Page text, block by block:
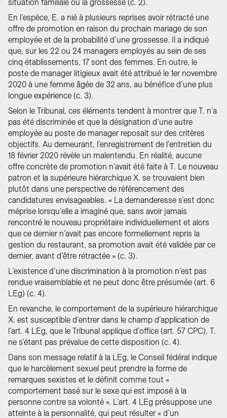
situation familiale ou la grossesse (c. 2).
En l’espèce, E. a nié à plusieurs reprises avoir rétracté une
offre de promotion en raison du prochain mariage de son
employée et de la probabilité d’une grossesse. Il a indiqué
que, sur les 22 ou 24 managers employés au sein de ses
cinq établissements, 17 sont des femmes. En outre, le
poste de manager litigieux avait été attribué le 1er novembre
2020 à une femme âgée de 32 ans, au bénéfice d’une plus
longue expérience (c. 3).
Selon le Tribunal, ces éléments tendent à montrer que T. n’a
pas été discriminée et que la désignation d’une autre
employée au poste de manager reposait sur des critères
objectifs. Au demeurant, l’enregistrement de l’entretien du
18 février 2020 révèle un malentendu. En réalité, aucune
offre concrète de promotion n’avait été faite à T. Le nouveau
patron et la supérieure hiérarchique X. se trouvaient bien
plutôt dans une perspective de référencement des
candidatures envisageables. « La demanderesse s’est donc
méprise lorsqu’elle a imaginé que, sans avoir jamais
rencontré le nouveau propriétaire individuellement et alors
que ce dernier n’avait pas encore formellement repris la
gestion du restaurant, sa promotion avait été validée par ce
dernier, avant d’être rétractée » (c. 3).
L’existence d’une discrimination à la promotion n’est pas
rendue vraisemblable et ne peut donc être présumée (art. 6
LEg) (c. 4).
En revanche, le comportement de la supérieure hiérarchique
X. est susceptible d’entrer dans le champ d’application de
l’art. 4 LEg, que le Tribunal applique d’office (art. 57 CPC), T.
ne s’étant pas prévalue de cette disposition (c. 4).
Dans son message relatif à la LEg, le Conseil fédéral indique
que le harcèlement sexuel peut prendre la forme de
remarques sexistes et le définit comme tout «
comportement basé sur le sexe qui est imposé à la
personne contre sa volonté ». L’art. 4 LEg présuppose une
atteinte à la personnalité, qui peut résulter « d’un